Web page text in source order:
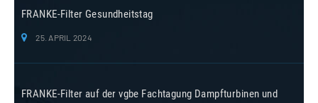
FRANKE-Filter Gesundheitstag
25. APRIL 2024
FRANKE-Filter auf der vgbe Fachtagung Dampfturbinen und